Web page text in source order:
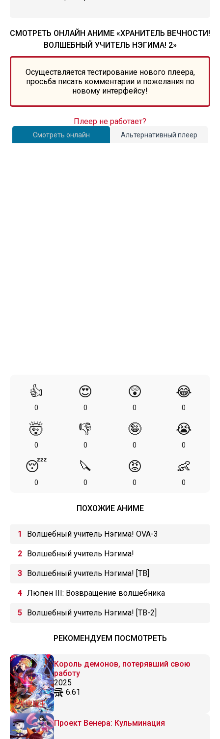
СМОТРЕТЬ ОНЛАЙН АНИМЕ «ХРАНИТЕЛЬ ВЕЧНОСТИ!
ВОЛШЕБНЫЙ УЧИТЕЛЬ НЭГИМА! 2»
Осуществляется тестирование нового плеера,
просьба писать комментарии и пожелания по
новому интерфейсу!
Смотреть онлайн Альтернативный плеер
Плеер не работает?
👍
0
😍
0
😲
0
😂
0
🤯
0
👎
0
🤪
0
😭
0
😴
0
🔪
0
😡
0
👶
0
ПОХОЖИЕ АНИМЕ
Волшебный учитель Нэгима! OVA-3
Волшебный учитель Нэгима!
Волшебный учитель Нэгима! [ТВ]
Люпен III: Возвращение волшебника
Волшебный учитель Нэгима! [ТВ-2]
РЕКОМЕНДУЕМ ПОСМОТРЕТЬ
Король демонов, потерявший свою
работу
2025
6.61
Проект Венера: Кульминация